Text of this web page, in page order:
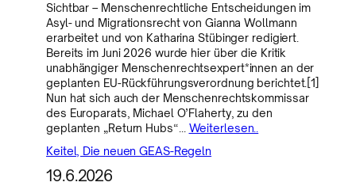
Sichtbar – Menschenrechtliche Entscheidungen im
Asyl- und Migrationsrecht von Gianna Wollmann
erarbeitet und von Katharina Stübinger redigiert.
Bereits im Juni 2026 wurde hier über die Kritik
unabhängiger Menschenrechtsexpert*innen an der
geplanten EU-Rückführungsverordnung berichtet.[1]
Nun hat sich auch der Menschenrechtskommissar
des Europarats, Michael O’Flaherty, zu den
geplanten „Return Hubs“… Weiterlesen..
Keitel, Die neuen GEAS-Regeln
19.6.2026